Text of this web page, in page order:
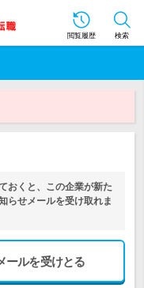
閲覧履歴 検索
おくと、この企業が新た
らせメールを受け取れま
ールを受けとる